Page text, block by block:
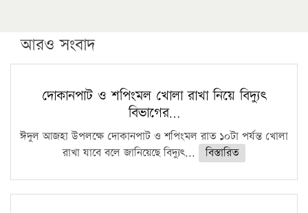
পিএইচডি করছেন কুয়েটের কৃতি…
সারা দেশে বজ্রাঘাতে ১৪ জনের প্রাণহানি
কঠোর হচ্ছে এসএসসি ও এইচএসসি পরীক্ষা
ফরিদগঞ্জে আগুনে পুড়লো ৬ ব্যবসা প্রতিষ্ঠান
আরও সংবাদ
দোকানপাট ও শপিংমল খোলা রাখা নিয়ে বিদ্যুৎ
বিভাগের…
ঈদুল আজহা উপলক্ষে দোকানপাট ও শপিংমল রাত ১০টা পর্যন্ত খোলা
রাখা যাবে বলে জানিয়েছে বিদ্যুৎ...
বিস্তারিত